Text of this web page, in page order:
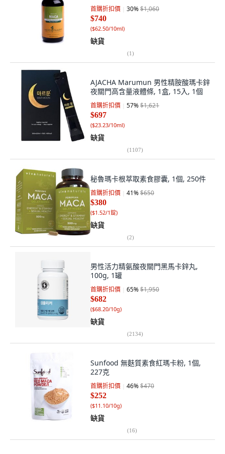
首購折扣價 30%$1,060
$740
($62.50/10ml)
缺貨
(1)
AJACHA Marumun 男性精胺酸瑪卡鋅
夜關門高含量液體條, 1盒, 15入, 1個
首購折扣價 57%$1,621
$697
($23.23/10ml)
缺貨
(1107)
秘魯瑪卡根萃取素食膠囊, 1個, 250件
首購折扣價 41%$650
$380
($1.52/1錠)
缺貨
(2)
男性活力精氨酸夜關門黑馬卡鋅丸,
100g, 1罐
首購折扣價 65%$1,950
$682
($68.20/10g)
缺貨
(2134)
Sunfood 無麩質素食紅瑪卡粉, 1個,
227克
首購折扣價 46%$470
$252
($11.10/10g)
缺貨
(16)